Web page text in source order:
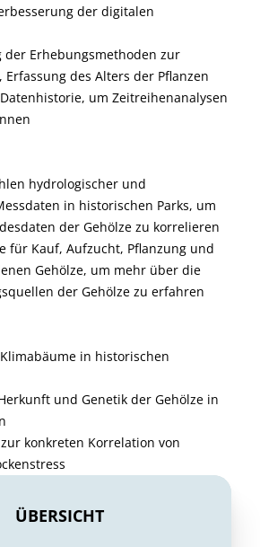
der digitalen
der Erhebungsmethoden zur
des Alters der Pflanzen
um Zeitreihenanalysen
hydrologischer und
in historischen Parks, um
der Gehölze zu korrelieren
für Kauf, Aufzucht, Pflanzung und
Gehölze, um mehr über die
der Gehölze zu erfahren
in historischen
und Genetik der Gehölze in
konkreten Korrelation von
ÜBERSICHT